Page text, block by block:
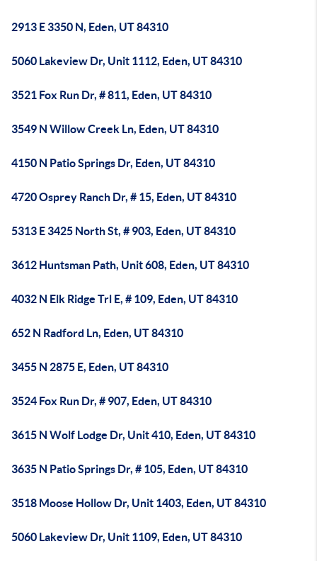
2913 E 3350 N, Eden, UT 84310
5060 Lakeview Dr, Unit 1112, Eden, UT 84310
3521 Fox Run Dr, # 811, Eden, UT 84310
3549 N Willow Creek Ln, Eden, UT 84310
4150 N Patio Springs Dr, Eden, UT 84310
4720 Osprey Ranch Dr, # 15, Eden, UT 84310
5313 E 3425 North St, # 903, Eden, UT 84310
3612 Huntsman Path, Unit 608, Eden, UT 84310
4032 N Elk Ridge Trl E, # 109, Eden, UT 84310
652 N Radford Ln, Eden, UT 84310
3455 N 2875 E, Eden, UT 84310
3524 Fox Run Dr, # 907, Eden, UT 84310
3615 N Wolf Lodge Dr, Unit 410, Eden, UT 84310
3635 N Patio Springs Dr, # 105, Eden, UT 84310
3518 Moose Hollow Dr, Unit 1403, Eden, UT 84310
5060 Lakeview Dr, Unit 1109, Eden, UT 84310